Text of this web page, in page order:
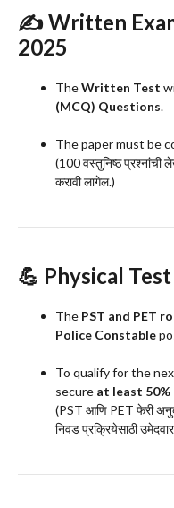
✍️Written
2025
TheWritten Test
(MCQ) Questions.
The paper must be
(100 वस्तुनिष्ठ प्रश्नांची
करावी लागेल.)
💪 Physical
The PST and PET
Police Constable
To qualify for the
secure at least 50%
(PST आणि PET फेरी
निवड प्रक्रियेसाठी